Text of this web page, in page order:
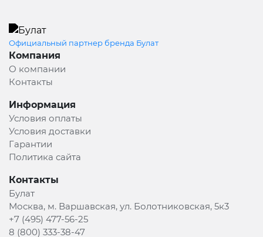
Официальный партнер бренда Булат
Компания
О компании
Контакты
Информация
Условия оплаты
Условия доставки
Гарантии
Политика сайта
Контакты
Булат
Москва, м. Варшавская, ул. Болотниковская, 5к3
+7 (495) 477-56-25
8 (800) 333-38-47